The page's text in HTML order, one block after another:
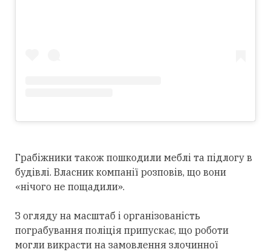
Грабіжники також пошкодили меблі та підлогу в
будівлі. Власник компанії розповів, що вони
«нічого не пощадили».
З огляду на масштаб і організованість
пограбування поліція припускає, що роботи
могли викрасти на замовлення злочинної